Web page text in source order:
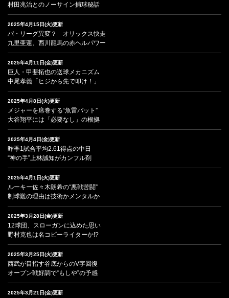
村田兆治とのノーサイン捕球秘話
2025年4月15日(火)更新
パ・リーグ異変？ オリックス快走
九里亜蓮、西川龍馬の赤ヘルパワー
2025年4月11日(金)更新
巨人・甲斐拓也の送球メカニズム
中尾孝義「ヒジから先で叩け！」
2025年4月8日(火)更新
メジャーを席巻する“魚雷バット”
大谷翔平には「必要なし」の根拠
2025年4月4日(金)更新
昨季1試合平均2.61得点の中日
“神の手”上林誠知がカンフル剤
2025年4月1日(火)更新
ルーキー佐々木朗希の“悪戦苦闘”
制球難の理由は技術かメンタルか
2025年3月28日(金)更新
12球団、スローガンに込めた思い
野村克也は名コピーライターか!?
2025年3月25日(火)更新
西武が目指す谷底からのV字回復
オープン戦好調で“もしや”の予感
2025年3月21日(金)更新